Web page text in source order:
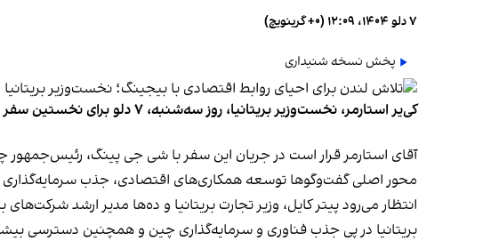
۷ دلو ۱۴۰۴، ۱۲:۰۹ (‎+۰ گرینویچ)
پخش نسخه شنیداری
کی‌یر استارمر، نخست‌وزیر بریتانیا، روز سه‌شنبه، ۷ دلو برای نخستین سفر رسمی راهی چین می‌شود. این نخستین سفر یک رهبر بریتانیا از سال ۲۰۱۸ به چین به شمار می‌رود.
آقای استارمر قرار است در جریان این سفر با شی جی پینگ، رئیس‌جمهور
محور اصلی گفت‌وگوها توسعه همکاری‌های اقتصادی، جذب
انتظار می‌رود پیتر کایل، وزیر تجارت بریتانیا و ده‌ها مدیر ارشد شرکت‌های
بریتانیا در پی جذب فناوری و سرمایه‌گذاری چین و همچنین دسترسی